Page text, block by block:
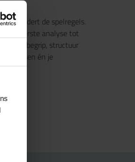
verandert de spelregels.
van eerste analyse tot
Met begrip, structuur
mensen én je